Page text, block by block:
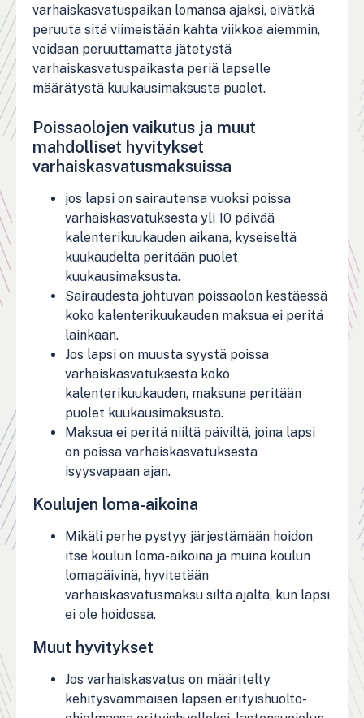
varhaiskasvatuspaikan lomansa ajaksi, eivätkä
peruuta sitä viimeistään kahta viikkoa aiemmin,
voidaan peruuttamatta jätetystä
varhaiskasvatuspaikasta periä lapselle
määrätystä kuukausimaksusta puolet.
Poissaolojen vaikutus ja muut
mahdolliset hyvitykset
varhaiskasvatusmaksuissa
jos lapsi on sairautensa vuoksi poissa
varhaiskasvatuksesta yli 10 päivää
kalenterikuukauden aikana, kyseiseltä
kuukaudelta peritään puolet
kuukausimaksusta.
Sairaudesta johtuvan poissaolon kestäessä
koko kalenterikuukauden maksua ei peritä
lainkaan.
Jos lapsi on muusta syystä poissa
varhaiskasvatuksesta koko
kalenterikuukauden, maksuna peritään
puolet kuukausimaksusta.
Maksua ei peritä niiltä päiviltä, joina lapsi
on poissa varhaiskasvatuksesta
isyysvapaan ajan.
Koulujen loma-aikoina
Mikäli perhe pystyy järjestämään hoidon
itse koulun loma-aikoina ja muina koulun
lomapäivinä, hyvitetään
varhaiskasvatusmaksu siltä ajalta, kun lapsi
ei ole hoidossa.
Muut hyvitykset
Jos varhaiskasvatus on määritelty
kehitysvammaisen lapsen erityishuolto-